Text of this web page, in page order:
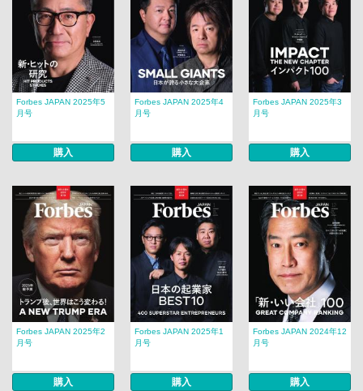
Forbes JAPAN 2025年5
月号
購入
Forbes JAPAN 2025年4
月号
購入
Forbes JAPAN 2025年3
月号
購入
Forbes JAPAN 2025年2
月号
購入
Forbes JAPAN 2025年1
月号
購入
Forbes JAPAN 2024年12
月号
購入